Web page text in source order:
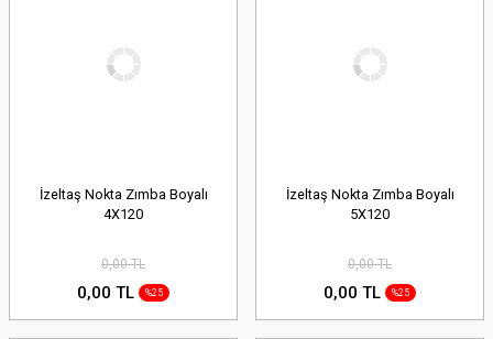
İzeltaş Nokta Zımba Boyalı
4X120
0,00 TL
0,00 TL %25
İzeltaş Nokta Zımba Boyalı
5X120
0,00 TL
0,00 TL %25